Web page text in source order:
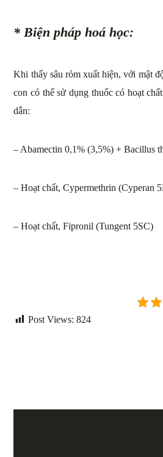
* Biện pháp hoá học:
Khi thấy sâu róm xuất hiện, với mật
con có thể sử dụng thuốc có hoạt
dẫn:
– Abamectin 0,1% (3,5%) + Bacillus
– Hoạt chất, Cypermethrin (Cyperan
– Hoạt chất, Fipronil (Tungent 5SC)
Post Views: 824